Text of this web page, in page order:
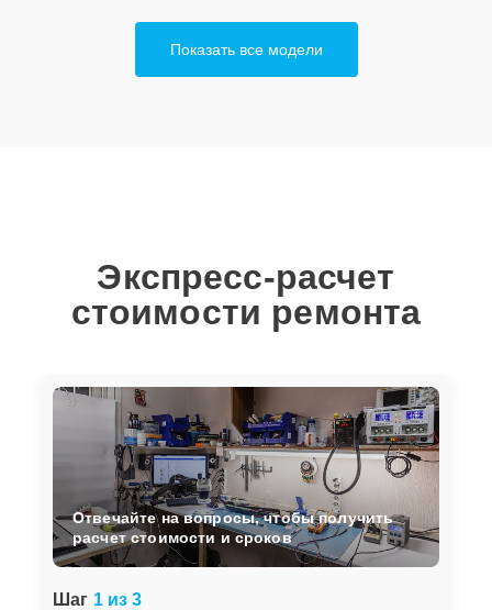
Показать все модели
Экспресс-расчет
стоимости ремонта
Шаг 1 из 3
Отвечайте на вопросы, чтобы получить
расчет стоимости и сроков